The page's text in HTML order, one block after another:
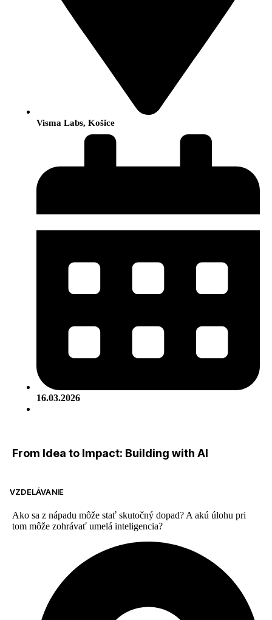
Visma Labs, Košice
16.03.2026
From Idea to Impact: Building with AI
VZDELÁVANIE
Ako sa z nápadu môže stať skutočný dopad? A akú úlohu pri
tom môže zohrávať umelá inteligencia?